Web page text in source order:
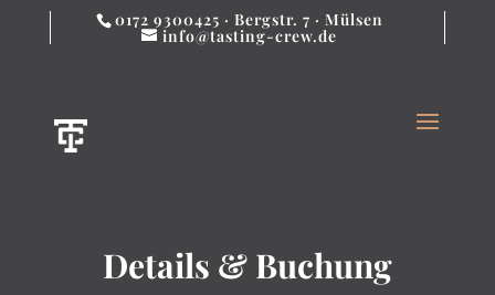
0172 9300425 · Bergstr. 7 · Mülsen
info@tasting-crew.de
Details & Buchung